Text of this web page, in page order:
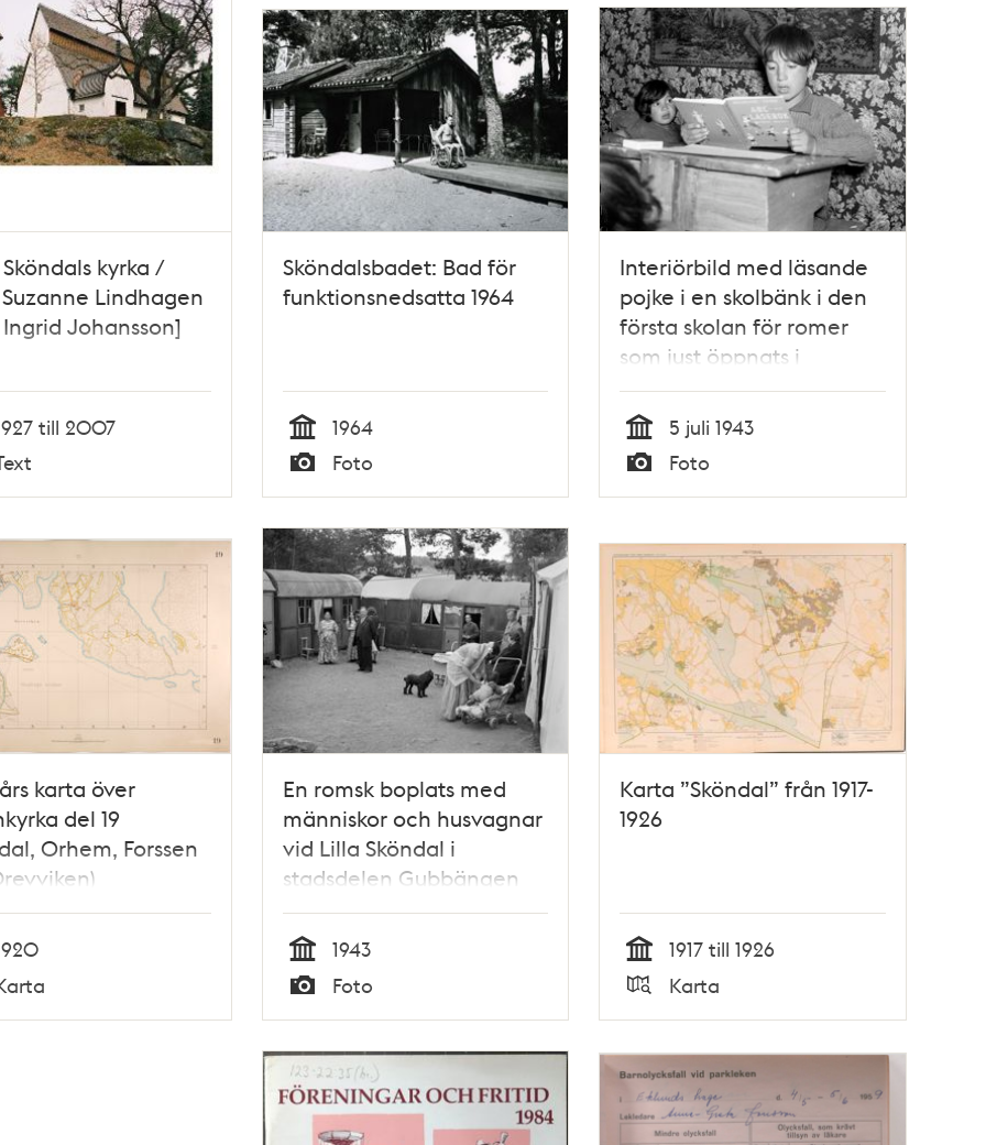
kyrka /
Lindhagen
Johansson]
till 2007
Sköndalsbadet: Bad för
funktionsnedsatta 1964
Tid
1964
Typ
Foto
Interiörbild med läsande
pojke i en skolbänk i den
första skolan för romer
som just öppnats i
familjen Taikons tält vid
romernas läger vid Lilla
Sköndal i Gubbängen.
Tid
5 juli 1943
Typ
Foto
karta över
del 19
Orhem, Forssen
En romsk boplats med
människor och husvagnar
vid Lilla Sköndal i
stadsdelen Gubbängen
Tid
1943
Typ
Foto
Karta ”Sköndal” från 1917-
1926
Tid
1917 till 1926
Typ
Karta